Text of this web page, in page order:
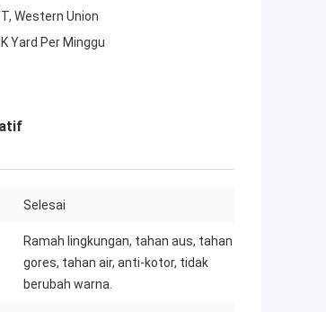
Western Union
Yard Per Minggu
Selesai
Ramah lingkungan, tahan aus, tahan
gores, tahan air, anti-kotor, tidak
berubah warna.